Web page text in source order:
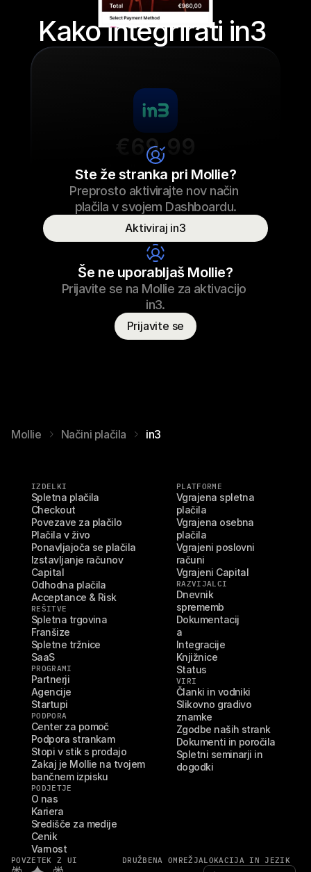
Kako integrirati in3
€69.99
Vezalke za superge
Vezalke za superge
23/09/2022 17:29 €69.99
Plačano
Ste že stranka pri Mollie?
Preprosto aktivirajte nov način
plačila v svojem Dashboardu.
Aktiviraj in3
Še ne uporabljaš Mollie?
Prijavite se na Mollie za aktivacijo
in3.
Prijavite se
Mollie Načini plačila in3
IZDELKI
Spletna plačila
Checkout
Povezave za plačilo
Plačila v živo
Ponavljajoča se plačila
Izstavljanje računov
Capital
Odhodna plačila
Acceptance & Risk
REŠITVE
Spletna trgovina
Franšize
Spletne tržnice
SaaS
PROGRAMI
Partnerji
Agencije
Startupi
PODPORA
Center za pomoč
Podpora strankam
Stopi v stik s prodajo
Zakaj je Mollie na tvojem
bančnem izpisku
PODJETJE
O nas
Kariera
Središče za medije
Cenik
Varnost
PLATFORME
Vgrajena spletna
plačila
Vgrajena osebna
plačila
Vgrajeni poslovni
računi
Vgrajeni Capital
RAZVIJALCI
Dnevnik
sprememb
Dokumentacij
a
Integracije
Knjižnice
Status
VIRI
Članki in vodniki
Slikovno gradivo
znamke
Zgodbe naših strank
Dokumenti in poročila
Spletni seminarji in
dogodki
POVZETEK Z UI DRUŽBENA OMREŽJALOKACIJA IN JEZIK
Select Language